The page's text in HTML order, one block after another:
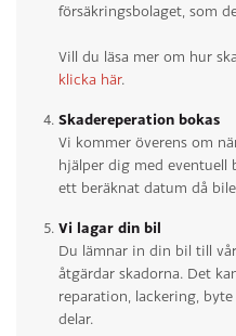
försäkringsbolaget, som
Vill du läsa mer om hur
klicka här.
Skadereperation bokas
Vi kommer överens om
hjälper dig med
ett beräknat datum då
Vi lagar din bil
Du lämnar in din bil till
åtgärdar skadorna. Det
reparation, lackering,
delar.